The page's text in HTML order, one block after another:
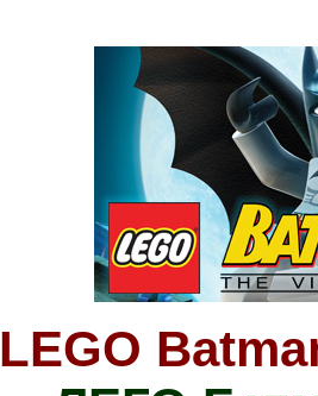
LEGO